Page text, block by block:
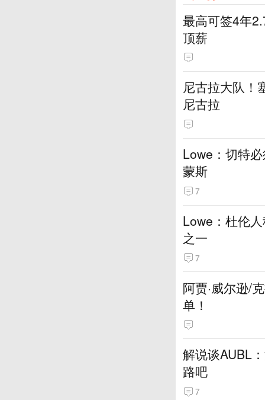
最高可签4年
顶薪
尼古拉大队！
尼古拉
Lowe：切特
蒙斯
7
Lowe：杜伦
之一
7
阿贾·威尔逊/
单！
解说谈AUBL
路吧
7